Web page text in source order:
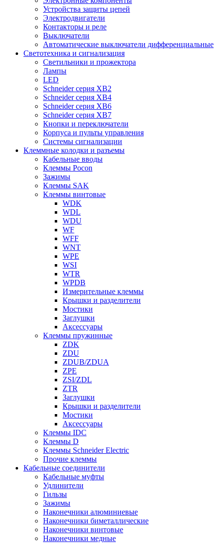
Устройства защиты цепей
Электродвигатели
Контакторы и реле
Выключатели
Автоматические выключатели дифференциальные
Светотехника и сигнализация
Светильники и прожектора
Лампы
LED
Schneider серия XB2
Schneider серия XB4
Schneider серия XB6
Schneider серия XB7
Кнопки и переключатели
Корпуса и пульты управления
Системы сигнализации
Клеммные колодки и разъемы
Кабельные вводы
Клеммы Pocon
Зажимы
Клеммы SAK
Клеммы винтовые
WDK
WDL
WDU
WF
WFF
WNT
WPE
WSI
WTR
WPDB
Измерительные клеммы
Крышки и разделители
Мостики
Заглушки
Аксессуары
Клеммы пружинные
ZDK
ZDU
ZDUB/ZDUA
ZPE
ZSI/ZDL
ZTR
Заглушки
Крышки и разделители
Мостики
Аксессуары
Клеммы IDC
Клеммы D
Клеммы Schneider Electric
Прочие клеммы
Кабельные соединители
Кабельные муфты
Удлинители
Гильзы
Зажимы
Наконечники алюминиевые
Наконечники биметаллические
Наконечники винтовые
Наконечники медные